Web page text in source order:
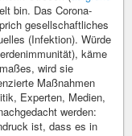
bin. Das Corona-
gesellschaftliches
(Infektion). Würde
käme
wird sie
Maßnahmen
Experten, Medien,
werden:
ist, dass es in